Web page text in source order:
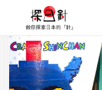
東北
四國